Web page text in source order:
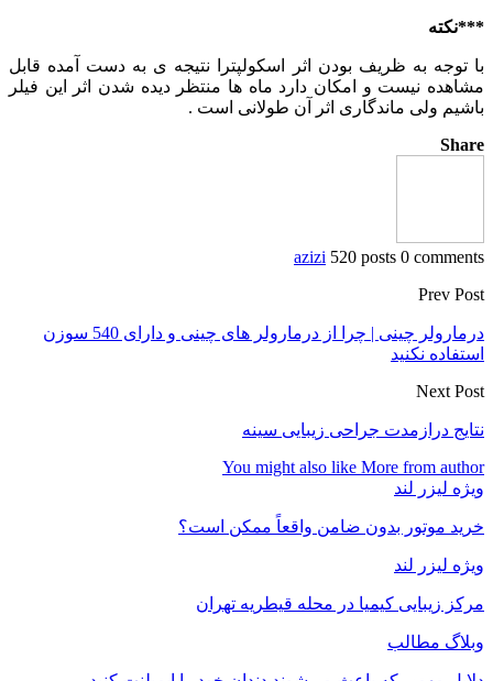
***نکته
با توجه به ظریف بودن اثر اسکولپترا نتیجه ی به دست آمده قابل
مشاهده نیست و امکان دارد ماه ها منتظر دیده شدن اثر این فیلر
باشیم ولی ماندگاری اثر آن طولانی است .
Share
azizi 520 posts 0 comments
Prev Post
درمارولر چینی | چرا از درمارولر های چینی و دارای 540 سوزن
استفاده نکنید
Next Post
نتايج درازمدت جراحى زیبایی سينه
You might also like More from author
ویژه لیزر لند
خرید موتور بدون ضامن واقعاً ممکن است؟
ویژه لیزر لند
مرکز زیبایی کیمیا در محله قیطریه تهران
وبلاگ مطالب